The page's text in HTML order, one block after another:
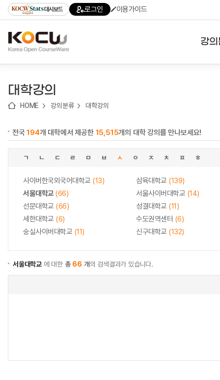
기
기
기
content)
가
대시보드 로그인 이용가이드
강
대학강의
HOME 강의분류 대학강의
전국194개 대학에서 제공한 15,515개의 대학 강의를 만나보세요!
ㄱ ㄴ ㄷ ㄹ ㅁ ㅂ ㅅ ㅇ ㅈ ㅊ ㅍ ㅎ
사이버한국외국어대학교 (13) 삼육대학교 (139)
서울대학교(66) 서울사이버대학교 (14)
선문대학교 (66) 성결대학교 (11)
세한대학교 (6) 수도권역센터 (6)
숭실사이버대학교 (11) 신구대학교 (132)
서울대학교 에 대한 총 66 개의 검색결과가 있습니다.